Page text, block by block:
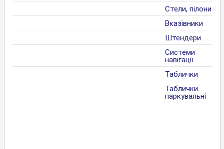
Стели, пілони
Вказівники
Штендери
Системи
навігації
Таблички
Таблички
паркувальні